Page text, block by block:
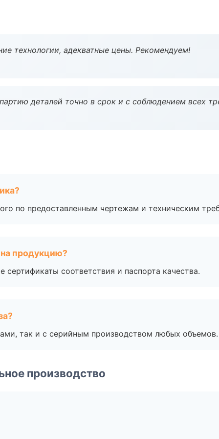
технологии, адекватные цены. Рекомендуем!
деталей точно в срок и с соблюдением всех
по предоставленным чертежам и техническим
продукцию?
соответствия и паспорта качества.
так и с серийным производством любых объемов.
производство